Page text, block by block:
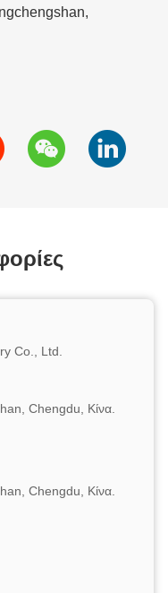
Co., Ltd.
Chengdu, Κίνα.
Chengdu, Κίνα.